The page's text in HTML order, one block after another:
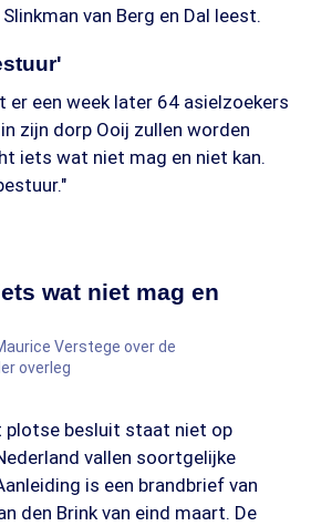
van Berg en Dal leest.
er een week later 64 asielzoekers
zijn dorp Ooij zullen worden
iets wat niet mag en niet kan.
wat niet mag en
Verstege over de
overleg
plotse besluit staat niet op
vallen soortgelijke
is een brandbrief van
den Brink van eind maart. De